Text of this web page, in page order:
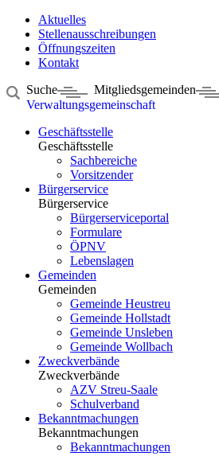
Aktuelles
Stellenausschreibungen
Öffnungszeiten
Kontakt
Suche
Mitgliedsgemeinden
Verwaltungsgemeinschaft
Geschäftsstelle
Geschäftsstelle
Sachbereiche
Vorsitzender
Bürgerservice
Bürgerservice
Bürgerserviceportal
Formulare
ÖPNV
Lebenslagen
Gemeinden
Gemeinden
Gemeinde Heustreu
Gemeinde Hollstadt
Gemeinde Unsleben
Gemeinde Wollbach
Zweckverbände
Zweckverbände
AZV Streu-Saale
Schulverband
Bekanntmachungen
Bekanntmachungen
Bekanntmachungen